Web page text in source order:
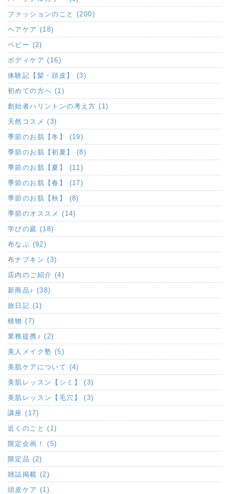
ファッションのこと (200)
ヘアケア (18)
ベビー (2)
ボディケア (16)
体験記【髪・頭皮】 (3)
初めての方へ (1)
創始者ハリントンの考え方 (1)
天然コスメ (3)
季節のお肌【冬】 (19)
季節のお肌【初夏】 (8)
季節のお肌【夏】 (11)
季節のお肌【春】 (17)
季節のお肌【秋】 (8)
季節のオススメ (14)
学びの庭 (18)
布なぷ (92)
布ナプキン (3)
店内のご紹介 (4)
新商品♪ (38)
旅日記 (1)
植物 (7)
業務提携♪ (2)
美人メイク塾 (5)
美肌ケアについて (4)
美肌レッスン【シミ】 (3)
美肌レッスン【毛穴】 (3)
講座 (17)
近くのこと (1)
限定企画！ (5)
限定品 (2)
雑誌掲載 (2)
頭皮ケア (1)